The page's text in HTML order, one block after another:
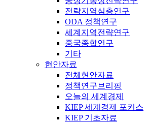
전략지역심층연구
ODA 정책연구
세계지역전략연구
중국종합연구
기타
현안자료
전체현안자료
정책연구브리핑
오늘의 세계경제
KIEP 세계경제 포커스
KIEP 기초자료